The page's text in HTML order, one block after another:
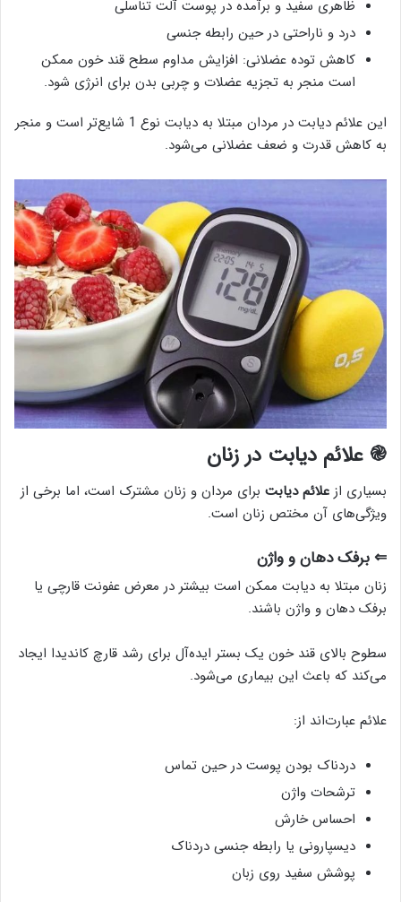
ظاهری سفید و برآمده در پوست آلت تناسلی
درد و ناراحتی در حین رابطه جنسی
کاهش توده عضلانی: افزایش مداوم سطح قند خون ممکن
است منجر به تجزیه عضلات و چربی بدن برای انرژی شود.
این علائم دیابت در مردان مبتلا به دیابت نوع 1 شایع‌تر است و منجر
به کاهش قدرت و ضعف عضلانی می‌شود.
֎ علائم دیابت در زنان
بسیاری از علائم دیابت برای مردان و زنان مشترک است، اما برخی از
ویژگی‌های آن مختص زنان است.
⇐ برفک دهان و واژن
زنان مبتلا به دیابت ممکن است بیشتر در معرض عفونت قارچی یا
برفک دهان و واژن باشند.
سطوح بالای قند خون یک بستر ایده‌آل برای رشد قارچ کاندیدا ایجاد
می‌کند که باعث این بیماری می‌شود.
علائم عبارت‌اند از:
دردناک بودن پوست در حین تماس
ترشحات واژن
احساس خارش
دیسپارونی یا رابطه جنسی دردناک
پوشش سفید روی زبان